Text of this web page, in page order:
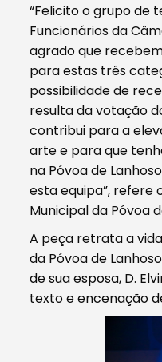
“Felicito o grupo de
Funcionários da
agrado que
para estas três
possibilidade de
resulta da votação
contribui para a
arte e para que
na Póvoa de
esta equipa”, refere
Municipal da Póvoa
A peça retrata a
da Póvoa de
de sua esposa, D.
texto e encenação